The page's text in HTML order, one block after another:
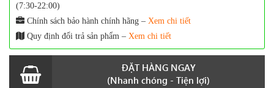
(7:30-22:00)
Chính sách bảo hành chính hãng – Xem chi tiết
Quy định đổi trả sản phẩm – Xem chi tiết
ĐẶT HÀNG NGAY
(Nhanh chóng - Tiện lợi)